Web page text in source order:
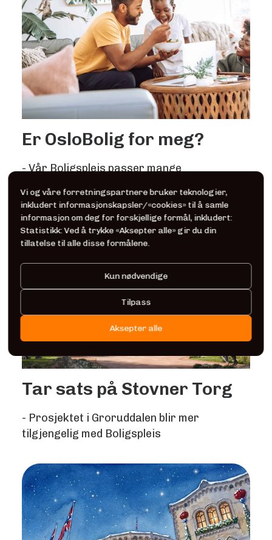
Er OsloBolig for meg?
- Vår Boligspleis passer mange
Tar sats på Stovner Torg
- Prosjektet i Groruddalen blir mer
tilgjengelig med Boligspleis
Vi og våre forretningspartnere bruker teknologier,
inkludert informasjonskapsler/«cookies» til å samle
informasjon om deg for forskjellige formål, inkludert:
Statistikk: Ved å trykke «Aksepter alle» gir du din
tillatelse til alle disse formålene.
Kun nødvendige
Tilpass
Aksepter alle